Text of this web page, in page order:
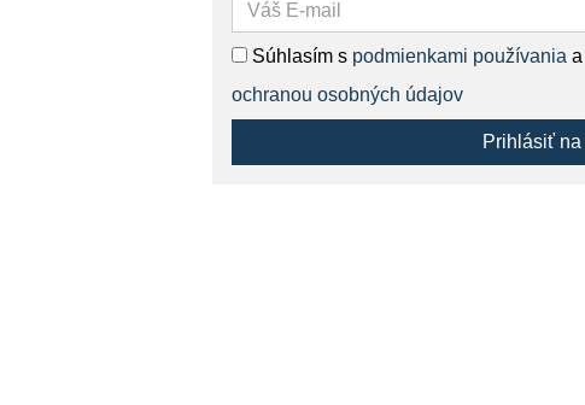
Súhlasím s podmienkami používania
ochranou osobných údajov
Prihlásiť